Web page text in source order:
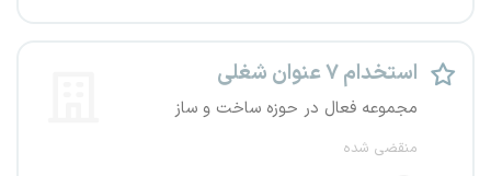
استخدام ۷ عنوان شغلی
مجموعه فعال در حوزه ساخت و ساز
منقضی شده